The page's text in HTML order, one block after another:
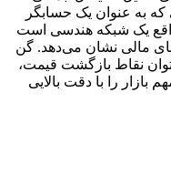
به عنوان یک حسابگر
یک شبکه هندسی است
مالی نشان می‌دهد. گن
نقاط بازگشت قیمت،
بازار را با دقت بالایی